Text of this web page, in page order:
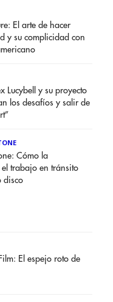
El arte de hacer
y su complicidad con
Lucybell y su proyecto
los desafíos y salir de
Cómo la
trabajo en tránsito
disco
El espejo roto de